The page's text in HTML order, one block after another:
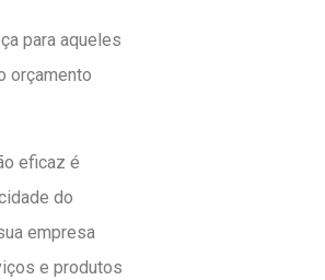
para aqueles
orçamento
eficaz é
do
empresa
e produtos